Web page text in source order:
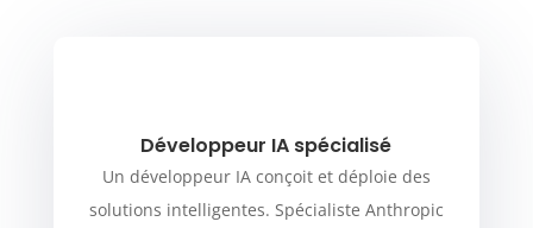
Développeur IA spécialisé
Un développeur IA conçoit et déploie des
solutions intelligentes. Spécialiste Anthropic